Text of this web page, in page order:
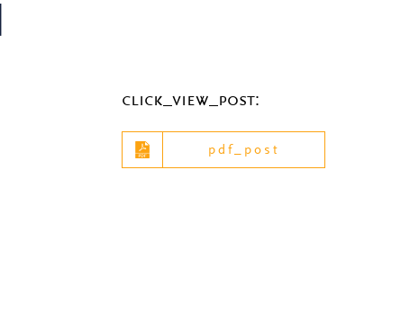
click_view_post:
pdf_post